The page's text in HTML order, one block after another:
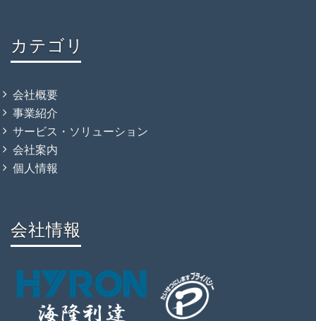
カテゴリ
会社概要
事業紹介
サービス・ソリューション
会社案内
個人情報
会社情報